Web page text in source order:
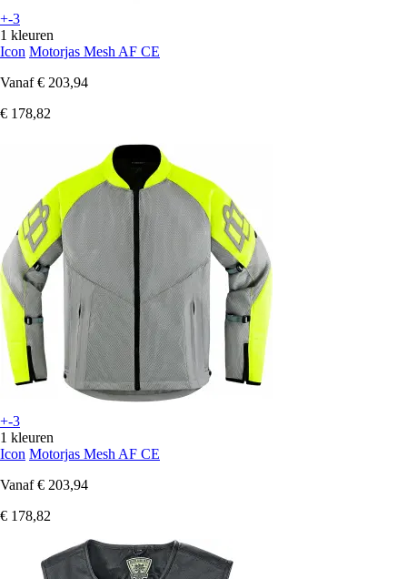
+-3
1 kleuren
Icon Motorjas Mesh AF CE
Vanaf € 203,94
€ 178,82
+-3
1 kleuren
Icon Motorjas Mesh AF CE
Vanaf € 203,94
€ 178,82